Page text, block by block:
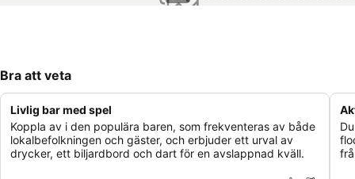
Bra att veta
Livlig bar med spel
Koppla av i den populära baren, som frekventeras av både
lokalbefolkningen och gäster, och erbjuder ett urval av
drycker, ett biljardbord och dart för en avslappnad kväll.